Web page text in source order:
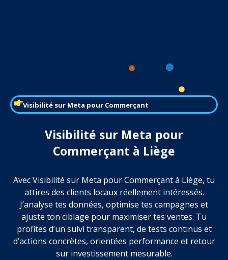
Visibilité sur Meta pour Commerçant
Visibilité sur Meta pour
Commerçant à Liège
Avec Visibilité sur Meta pour Commerçant à Liège, tu
attires des clients locaux réellement intéressés.
J’analyse tes données, optimise tes campagnes et
ajuste ton ciblage pour maximiser tes ventes. Tu
profites d’un suivi transparent, de tests continus et
d’actions concrètes, orientées performance et retour
sur investissement mesurable.